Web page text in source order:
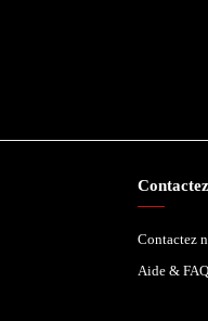
Contactez
Aide & FAQ